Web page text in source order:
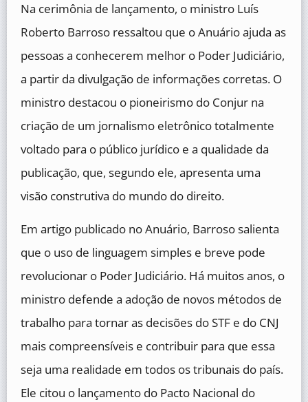
Na cerimônia de lançamento, o ministro Luís
Roberto Barroso ressaltou que o Anuário ajuda as
pessoas a conhecerem melhor o Poder Judiciário,
a partir da divulgação de informações corretas. O
ministro destacou o pioneirismo do Conjur na
criação de um jornalismo eletrônico totalmente
voltado para o público jurídico e a qualidade da
publicação, que, segundo ele, apresenta uma
visão construtiva do mundo do direito.
Em artigo publicado no Anuário, Barroso salienta
que o uso de linguagem simples e breve pode
revolucionar o Poder Judiciário. Há muitos anos, o
ministro defende a adoção de novos métodos de
trabalho para tornar as decisões do STF e do CNJ
mais compreensíveis e contribuir para que essa
seja uma realidade em todos os tribunais do país.
Ele citou o lançamento do Pacto Nacional do